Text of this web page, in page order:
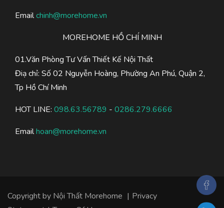
Emailchinh@morehome.vn
MOREHOME HỒ CHÍ MINH
01.Văn Phòng Tư Vấn Thiết Kế Nội Thất
Điạ chỉ: Số 02 Nguyễn Hoàng, Phường An Phú, Quận 2,
Tp Hồ Chí Minh
HOT LINE: 098.63.56789 - 0286.279.6666
Emailhoan@morehome.vn
Copyright by Nội Thất Morehome | Privacy